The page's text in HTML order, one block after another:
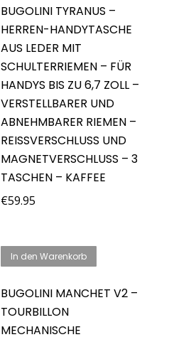
BUGOLINI TYRANUS –
HERREN-HANDYTASCHE
AUS LEDER MIT
SCHULTERRIEMEN – FÜR
HANDYS BIS ZU 6,7 ZOLL –
VERSTELLBARER UND
ABNEHMBARER RIEMEN –
REISSVERSCHLUSS UND M
AGNETVERSCHLUSS – 3 T
ASCHEN – KAFFEE
€59.95
In den Warenkorb
BUGOLINI MANCHET V2 –
TOURBILLON
MECHANISCHE